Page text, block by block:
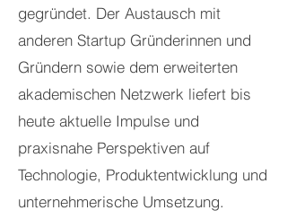
gegründet. Der Austausch mit
anderen Startup Gründerinnen und
Gründern sowie dem erweiterten
akademischen Netzwerk liefert bis
heute aktuelle Impulse und
praxisnahe Perspektiven auf
Technologie, Produktentwicklung und
unternehmerische Umsetzung.